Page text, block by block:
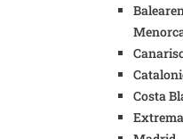
Costa